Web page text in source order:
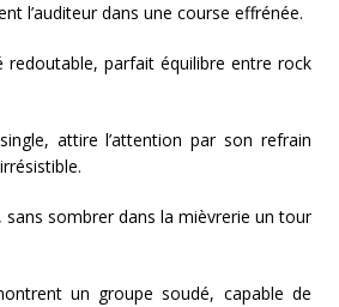
l’auditeur dans une course effrénée.
redoutable, parfait équilibre entre rock
attire l’attention par son refrain
sans sombrer dans la mièvrerie un tour
un groupe soudé, capable de